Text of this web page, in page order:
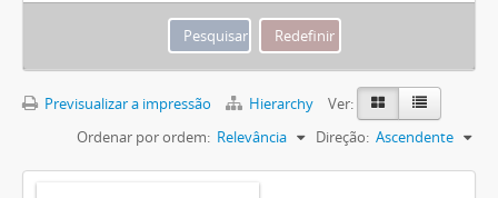
Previsualizar a impressão Hierarchy
Ver:
Ordenar por ordem: Relevância Direção: Ascendente